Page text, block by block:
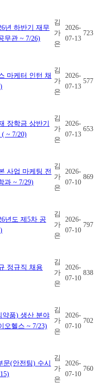
년 하반기 재무
무관 ~ 7/26)
김
가
은
2026-
07-13
723
마케터 인턴 채
김
가
은
2026-
07-13
577
장학금 상반기
~ 7/20)
김
가
은
2026-
07-13
653
사업 마케팅 전
과 ~ 7/29)
김
가
은
2026-
07-10
869
년도 제5차 공
김
가
은
2026-
07-10
797
정규직 채용
김
가
은
2026-
07-10
838
약품) 생산 분야
오헬스 ~ 7/23)
김
가
은
2026-
07-10
702
문(안전팀) 수시
김
가
은
2026-
07-10
760